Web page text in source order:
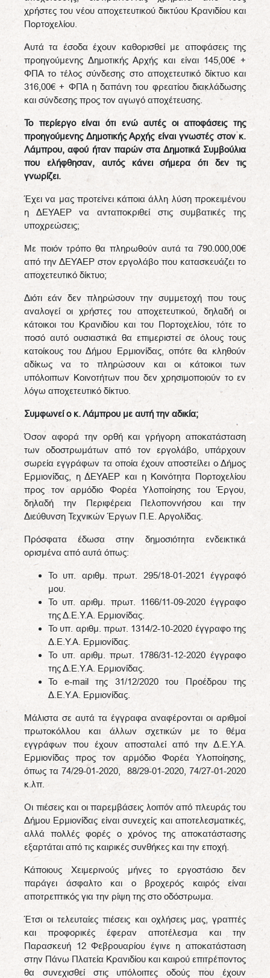
χρήστες του νέου αποχετευτικού δικτύου Κρανιδίου και
Πορτοχελίου.
Αυτά τα έσοδα έχουν καθορισθεί με αποφάσεις της
προηγούμενης Δημοτικής Αρχής και είναι 145,00€ +
ΦΠΑ το τέλος σύνδεσης στο αποχετευτικό δίκτυο και
316,00€ + ΦΠΑ η δαπάνη του φρεατίου διακλάδωσης
και σύνδεσης προς τον αγωγό αποχέτευσης.
Το περίεργο είναι ότι ενώ αυτές οι αποφάσεις της
προηγούμενης Δημοτικής Αρχής είναι γνωστές στον κ.
Λάμπρου, αφού ήταν παρών στα Δημοτικά Συμβούλια
που ελήφθησαν, αυτός κάνει σήμερα ότι δεν τις
γνωρίζει.
Έχει να μας προτείνει κάποια άλλη λύση προκειμένου
η ΔΕΥΑΕΡ να ανταποκριθεί στις συμβατικές της
υποχρεώσεις;
Με ποιόν τρόπο θα πληρωθούν αυτά τα 790.000,00€
από την ΔΕΥΑΕΡ στον εργολάβο που κατασκευάζει το
αποχετευτικό δίκτυο;
Διότι εάν δεν πληρώσουν την συμμετοχή που τους
αναλογεί οι χρήστες του αποχετευτικού, δηλαδή οι
κάτοικοι του Κρανιδίου και του Πορτοχελίου, τότε το
ποσό αυτό ουσιαστικά θα επιμεριστεί σε όλους τους
κατοίκους του Δήμου Ερμιονίδας, οπότε θα κληθούν
αδίκως να το πληρώσουν και οι κάτοικοι των
υπόλοιπων Κοινοτήτων που δεν χρησιμοποιούν το εν
λόγω αποχετευτικό δίκτυο.
Συμφωνεί ο κ. Λάμπρου με αυτή την αδικία;
Όσον αφορά την ορθή και γρήγορη αποκατάσταση
των οδοστρωμάτων από τον εργολάβο, υπάρχουν
σωρεία εγγράφων τα οποία έχουν αποστείλει ο Δήμος
Ερμιονίδας, η ΔΕΥΑΕΡ και η Κοινότητα Πορτοχελίου
προς τον αρμόδιο Φορέα Υλοποίησης του Έργου,
δηλαδή την Περιφέρεια Πελοποννήσου και την
Διεύθυνση Τεχνικών Έργων Π.Ε. Αργολίδας.
Πρόσφατα έδωσα στην δημοσιότητα ενδεικτικά
ορισμένα από αυτά όπως:
Το υπ. αριθμ. πρωτ. 295/18-01-2021 έγγραφό
μου.
Το υπ. αριθμ. πρωτ. 1166/11-09-2020 έγγραφο
της Δ.Ε.Υ.Α. Ερμιονίδας.
Το υπ. αριθμ. πρωτ. 1314/2-10-2020 έγγραφο της
Δ.Ε.Υ.Α. Ερμιονίδας.
Το υπ. αριθμ. πρωτ. 1786/31-12-2020 έγγραφο
της Δ.Ε.Υ.Α. Ερμιονίδας.
Το e-mail της 31/12/2020 του Προέδρου της
Δ.Ε.Υ.Α. Ερμιονίδας.
Μάλιστα σε αυτά τα έγγραφα αναφέρονται οι αριθμοί
πρωτοκόλλου και άλλων σχετικών με το θέμα
εγγράφων που έχουν αποσταλεί από την Δ.Ε.Υ.Α.
Ερμιονίδας προς τον αρμόδιο Φορέα Υλοποίησης,
όπως τα 74/29-01-2020, 88/29-01-2020, 74/27-01-2020
κ.λπ.
Οι πιέσεις και οι παρεμβάσεις λοιπόν από πλευράς του
Δήμου Ερμιονίδας είναι συνεχείς και αποτελεσματικές,
αλλά πολλές φορές ο χρόνος της αποκατάστασης
εξαρτάται από τις καιρικές συνθήκες και την εποχή.
Κάποιους Χειμερινούς μήνες το εργοστάσιο δεν
παράγει άσφαλτο και ο βροχερός καιρός είναι
αποτρεπτικός για την ρίψη της στο οδόστρωμα.
Έτσι οι τελευταίες πιέσεις και οχλήσεις μας, γραπτές
και προφορικές έφεραν αποτέλεσμα και την
Παρασκευή 12 Φεβρουαρίου έγινε η αποκατάσταση
στην Πάνω Πλατεία Κρανιδίου και καιρού επιτρέποντος
θα συνεχισθεί στις υπόλοιπες οδούς που έχουν